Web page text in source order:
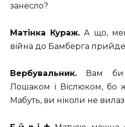
занесло?
Матінка Кураж. А що,
війна до Бамберга
Вербувальник. Вам би
Лошаком і Віслюком, бо
Мабуть, ви ніколи не